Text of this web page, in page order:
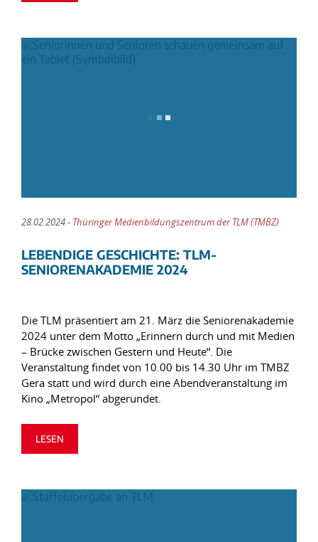
28.02.2024 - Thüringer Medienbildungszentrum der TLM (TMBZ)
LEBENDIGE GESCHICHTE: TLM-
SENIORENAKADEMIE 2024
Die TLM präsentiert am 21. März die Seniorenakademie
2024 unter dem Motto „Erinnern durch und mit Medien
– Brücke zwischen Gestern und Heute“. Die
Veranstaltung findet von 10.00 bis 14.30 Uhr im TMBZ
Gera statt und wird durch eine Abendveranstaltung im
Kino „Metropol“ abgerundet.
LESEN